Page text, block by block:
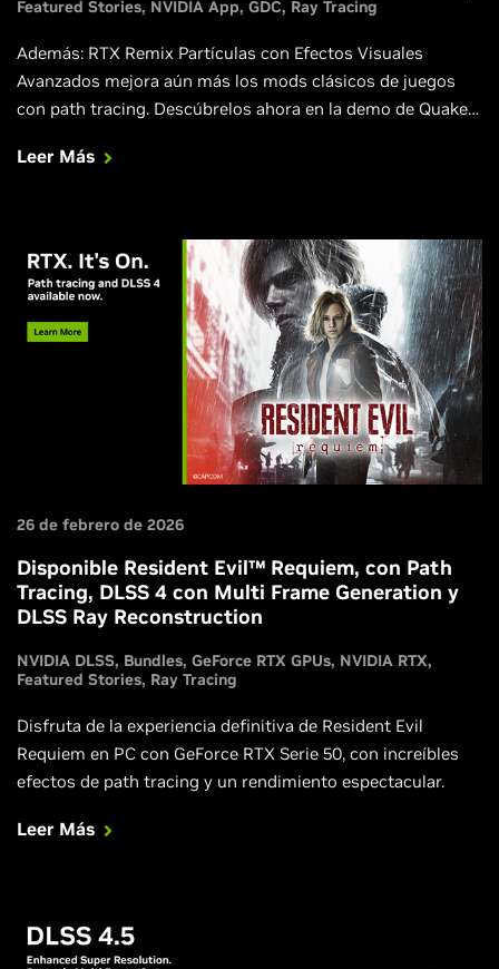
Featured Stories NVIDIA App GDC Ray Tracing
Además: RTX Remix Partículas con Efectos Visuales
Avanzados mejora aún más los mods clásicos de juegos
con path tracing. Descúbrelos ahora en la demo de Quake
GeForce NOW llega a los cascos de realidad virtual. ¡Y
Leer Más
26 de febrero de 2026
Disponible Resident Evil™ Requiem, con Path
Tracing, DLSS 4 con Multi Frame Generation y
DLSS Ray Reconstruction
NVIDIA DLSS Bundles GeForce RTX GPUs NVIDIA RTX
Featured Stories Ray Tracing
Disfruta de la experiencia definitiva de Resident Evil
Requiem en PC con GeForce RTX Serie 50, con increíbles
efectos de path tracing y un rendimiento espectacular.
Leer Más